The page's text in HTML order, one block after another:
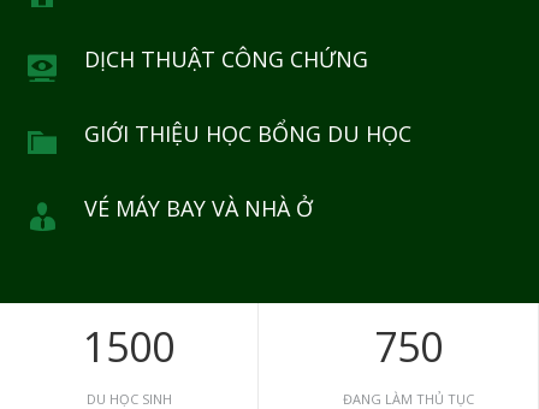
DỊCH THUẬT CÔNG CHỨNG
GIỚI THIỆU HỌC BỔNG DU HỌC
VÉ MÁY BAY VÀ NHÀ Ở
1500
DU HỌC SINH
750
ĐANG LÀM THỦ TỤC